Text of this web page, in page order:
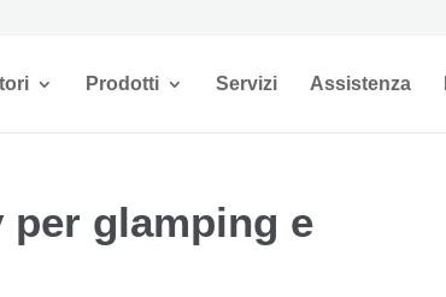
Prodotti Servizi Assistenza
per glamping e